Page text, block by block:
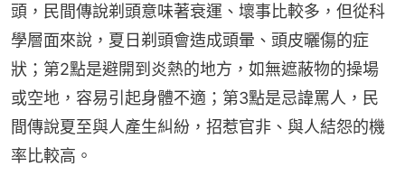
頭，民間傳說剃頭意味著衰運、壞事比較多，但從科
學層面來說，夏日剃頭會造成頭暈、頭皮曬傷的症
狀；第2點是避開到炎熱的地方，如無遮蔽物的操場
或空地，容易引起身體不適；第3點是忌諱罵人，民
間傳說夏至與人產生糾紛，招惹官非、與人結怨的機
率比較高。